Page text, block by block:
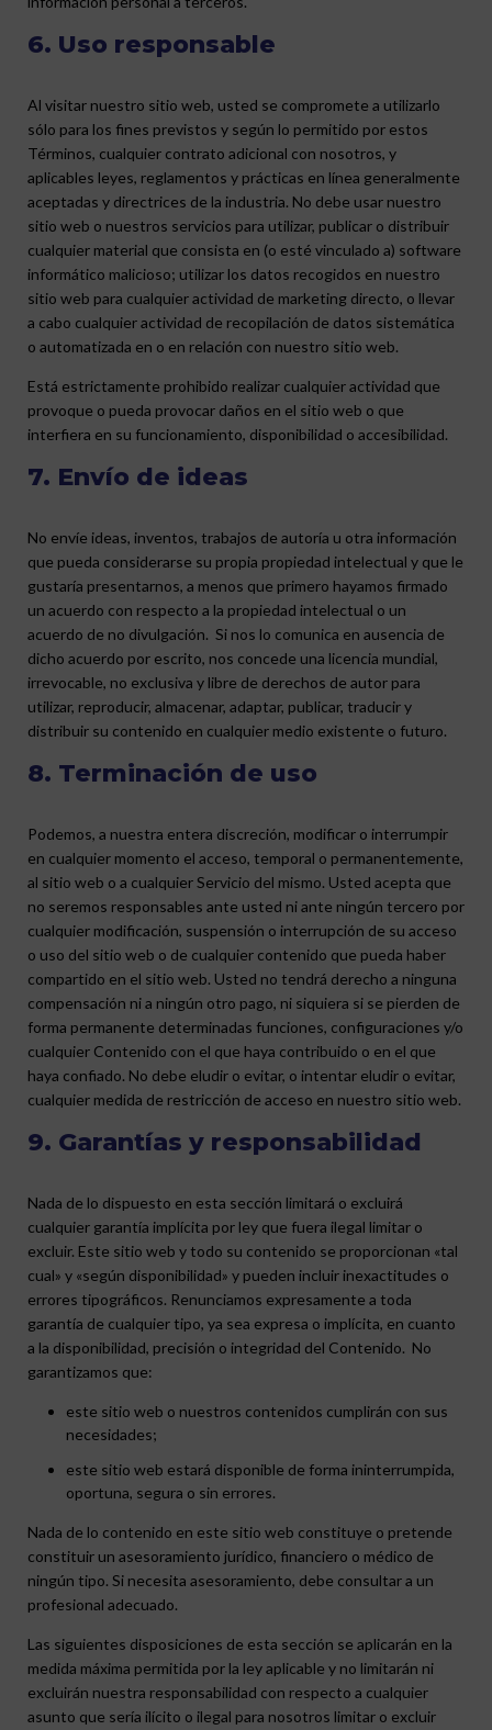
6. Uso responsable
Al visitar nuestro sitio web, usted se compromete a utilizarlo
sólo para los fines previstos y según lo permitido por estos
Términos, cualquier contrato adicional con nosotros, y
aplicables leyes, reglamentos y prácticas en línea generalmente
aceptadas y directrices de la industria. No debe usar nuestro
sitio web o nuestros servicios para utilizar, publicar o distribuir
cualquier material que consista en (o esté vinculado a) software
informático malicioso; utilizar los datos recogidos en nuestro
sitio web para cualquier actividad de marketing directo, o llevar
a cabo cualquier actividad de recopilación de datos sistemática
o automatizada en o en relación con nuestro sitio web.
Está estrictamente prohibido realizar cualquier actividad que
provoque o pueda provocar daños en el sitio web o que
interfiera en su funcionamiento, disponibilidad o accesibilidad.
7. Envío de ideas
No envíe ideas, inventos, trabajos de autoría u otra información
que pueda considerarse su propia propiedad intelectual y que le
gustaría presentarnos, a menos que primero hayamos firmado
un acuerdo con respecto a la propiedad intelectual o un
acuerdo de no divulgación. Si nos lo comunica en ausencia de
dicho acuerdo por escrito, nos concede una licencia mundial,
irrevocable, no exclusiva y libre de derechos de autor para
utilizar, reproducir, almacenar, adaptar, publicar, traducir y
distribuir su contenido en cualquier medio existente o futuro.
8. Terminación de uso
Podemos, a nuestra entera discreción, modificar o interrumpir
en cualquier momento el acceso, temporal o permanentemente,
al sitio web o a cualquier Servicio del mismo. Usted acepta que
no seremos responsables ante usted ni ante ningún tercero por
cualquier modificación, suspensión o interrupción de su acceso
o uso del sitio web o de cualquier contenido que pueda haber
compartido en el sitio web. Usted no tendrá derecho a ninguna
compensación ni a ningún otro pago, ni siquiera si se pierden de
forma permanente determinadas funciones, configuraciones y/o
cualquier Contenido con el que haya contribuido o en el que
haya confiado. No debe eludir o evitar, o intentar eludir o evitar,
cualquier medida de restricción de acceso en nuestro sitio web.
9. Garantías y responsabilidad
Nada de lo dispuesto en esta sección limitará o excluirá
cualquier garantía implícita por ley que fuera ilegal limitar o
excluir. Este sitio web y todo su contenido se proporcionan «tal
cual» y «según disponibilidad» y pueden incluir inexactitudes o
errores tipográficos. Renunciamos expresamente a toda
garantía de cualquier tipo, ya sea expresa o implícita, en cuanto
a la disponibilidad, precisión o integridad del Contenido. No
garantizamos que:
este sitio web o nuestros contenidos cumplirán con sus
necesidades;
este sitio web estará disponible de forma ininterrumpida,
oportuna, segura o sin errores.
Nada de lo contenido en este sitio web constituye o pretende
constituir un asesoramiento jurídico, financiero o médico de
ningún tipo. Si necesita asesoramiento, debe consultar a un
profesional adecuado.
Las siguientes disposiciones de esta sección se aplicarán en la
medida máxima permitida por la ley aplicable y no limitarán ni
excluirán nuestra responsabilidad con respecto a cualquier
asunto que sería ilícito o ilegal para nosotros limitar o excluir